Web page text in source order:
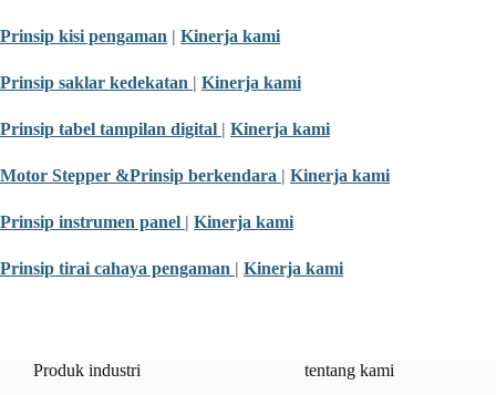
Prinsip kisi pengaman | Kinerja kami
Prinsip saklar kedekatan | Kinerja kami
Prinsip tabel tampilan digital | Kinerja kami
Motor Stepper &Prinsip berkendara | Kinerja kami
Prinsip instrumen panel | Kinerja kami
Prinsip tirai cahaya pengaman | Kinerja kami
Produk industri
tentang kami